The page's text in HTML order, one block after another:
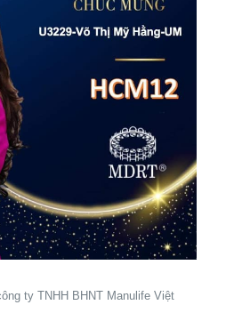
ty TNHH BHNT Manulife Việt